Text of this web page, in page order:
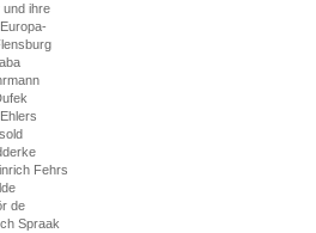
und ihre
Fehrs
de
Spraak